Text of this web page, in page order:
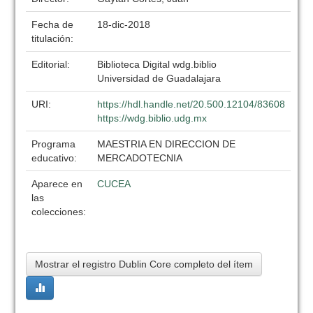
Fecha de
titulación:
18-dic-2018
Editorial:
Biblioteca Digital wdg.biblio
Universidad de Guadalajara
URI:
https://hdl.handle.net/20.500.12104/83608
https://wdg.biblio.udg.mx
Programa
educativo:
MAESTRIA EN DIRECCION DE
MERCADOTECNIA
Aparece en
las
colecciones:
CUCEA
Mostrar el registro Dublin Core completo del ítem